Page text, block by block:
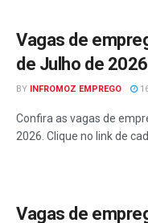
Vagas de
de Julho de 2026
BY INFROMOZ EMPREGO
Confira as vagas de
2026. Clique no link de
Vagas de